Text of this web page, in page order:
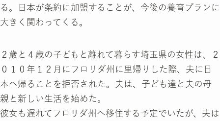
る。日本が条約に加盟することが、今後の養育プランに
大きく関わってくる。
２歳と４歳の子どもと離れて暮らす埼玉県の女性は、２
０１０年１２月にフロリダ州に里帰りした際、夫に日
本へ帰ることを拒否された。夫は、子ども達と夫の母
親と新しい生活を始めた。
彼女も遅れてフロリダ州へ移住する予定でいたが、夫は